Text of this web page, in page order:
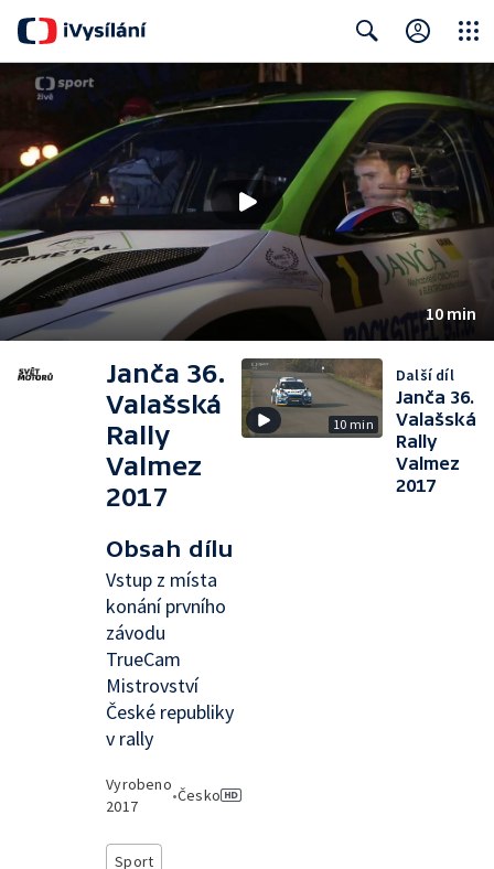
10 min
Janča 36.
Valašská
Rally
Valmez
2017
Obsah dílu
Vstup z místa
konání prvního
závodu
TrueCam
Mistrovství
České republiky
v rally
Vyrobeno
2017
•Česko
Sport
10 min
Další díl
Janča 36.
Valašská
Rally
Valmez
2017